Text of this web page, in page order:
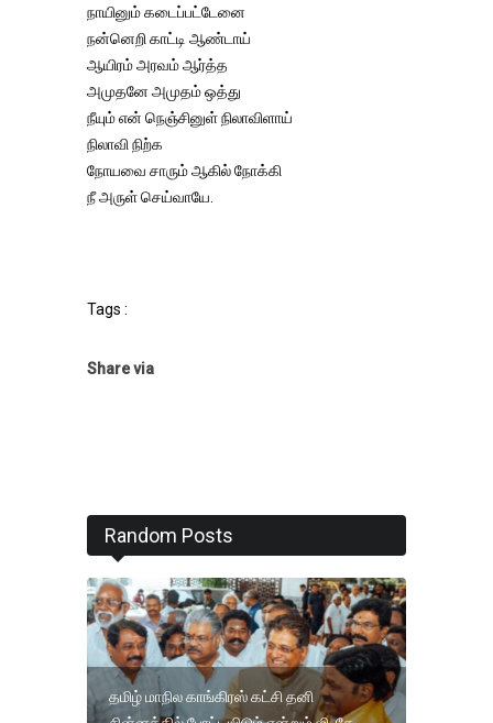
நாயினும் கடைப்பட்டேனை
நன்னெறி காட்டி ஆண்டாய்
ஆயிரம் அரவம் ஆர்த்த
அமுதனே அமுதம் ஒத்து
நீயும் என் நெஞ்சினுள் நிலாவிளாய்
நிலாவி நிற்க
நோயவை சாரும் ஆகில் நோக்கி
நீ அருள் செய்வாயே.
Tags :
Share via
Random Posts
தமிழ் மாநில காங்கிரஸ் கட்சி தனி